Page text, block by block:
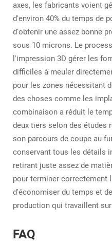
axes, les fabricants voient
d'environ 40% du temps de
d'obtenir une assez bonne
sous 10 microns. Le
l'impression 3D gérer les
difficiles à meuler
pour les zones nécessitant
des choses comme les
combinaison a réduit le
deux tiers selon des études
son parcours de coupe au
conservant tous les détails
retirant juste assez de
pour terminer correctement
d'économiser du temps et
production qui travaillent
FAQ